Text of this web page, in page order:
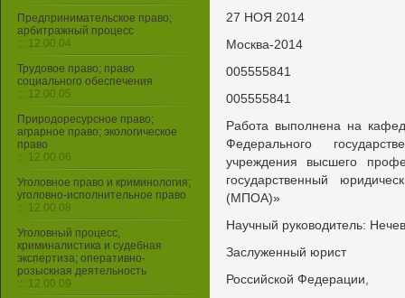
27 НОЯ 2014
Москва-2014
005555841
005555841
Работа выполнена на
Федерального
учреждения высшего
государственный
(МПОА)»
Научный руководитель:
Заслуженный юрист
Российской Федерации,
Предпринимательское право;
арбитражный процесс
::: 12.00.04
Трудовое право; право
социального обеспечения
::: 12.00.05
Природоресурсное право;
аграрное право; экологическое
право
::: 12.00.06
Уголовное право и криминология;
уголовно-исполнительное право
::: 12.00.08
Уголовный процесс,
криминалистика и судебная
экспертиза; оперативно-
розыскная деятельность
::: 12.00.09